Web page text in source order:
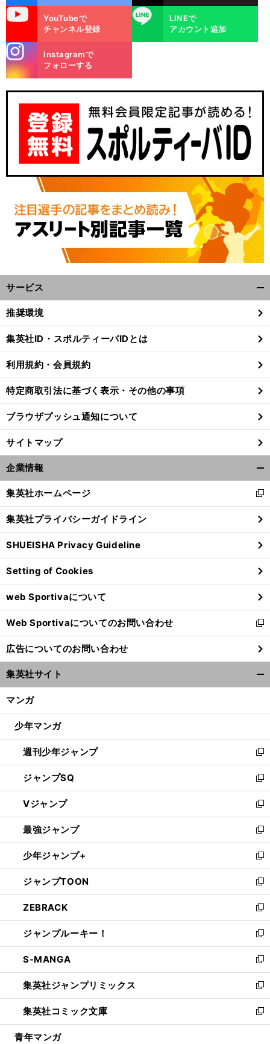
】
・
YouTubeで
チャンネル登録
LINE
LINEで
アカウント追加
m
Instagramで
フォローする
サービス
閉
る
推奨環境
集英社ID・スポルティーバIDとは
利用規約・会員規約
特定商取引法に基づく表示・その他の事項
ブラウザプッシュ通知について
サイトマップ
企業情報
閉
る
集英社ホームページ
新
し
い
ウ
ィ
ン
ド
ウ
で
開
く
集英社プライバシーガイドライン
SHUEISHA Privacy Guideline
Setting of Cookies
web Sportivaについて
Web Sportivaについてのお問い合わせ
新
し
い
ウ
ィ
ン
ウ
開
く
広告についてのお問い合わせ
集英社サイト
マンガ
少年マンガ
週刊少年ジャンプ
新
し
い
ウ
ィ
ン
ド
ウ
で
開
く
ジャンプSQ
新
し
い
ウ
ィ
ン
ド
ウ
で
開
く
Vジャンプ
新
し
い
ウ
ィ
ン
ド
ウ
で
開
く
最強ジャンプ
新
し
い
ウ
ィ
ン
ド
ウ
で
開
く
少年ジャンプ+
新
し
い
ウ
ィ
ン
ド
ウ
で
開
く
ジャンプTOON
新
し
い
ウ
ィ
ン
ド
ウ
で
開
く
ZEBRACK
新
し
い
ウ
ィ
ン
ド
ウ
で
開
ジャンプルーキー！
新
し
い
ウ
ィ
ン
ド
ウ
S-MANGA
新
し
い
ウ
ィ
ン
集英社ジャンプリミックス
新
し
い
ウ
集英社コミック文庫
新
し
青年マンガ